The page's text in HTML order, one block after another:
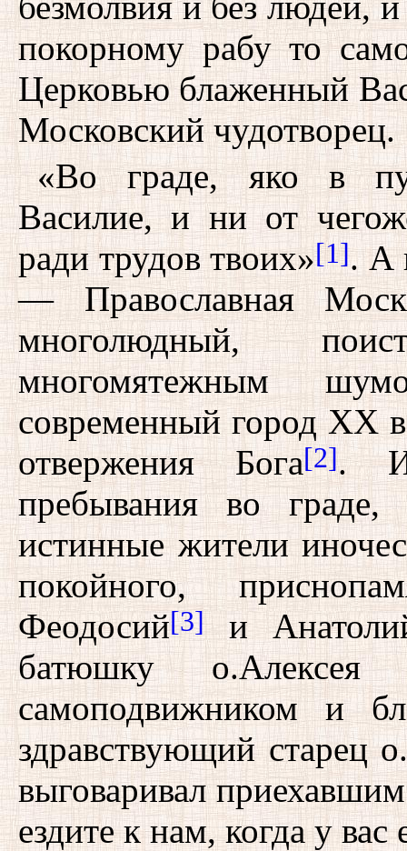
покорному рабу то
Церковью блаженный
Московский чудотворец.
«Во граде, яко в
Василие, и ни от
ради трудов твоих»[1]. А
— Православная
многолюдный,
многомятежным
современный город XX
отвержения Бога[2]. И
пребывания во
истинные жители
покойного,
Феодосий[3]и
батюшку
самоподвижником и
здравствующий старец
выговаривал
ездите к нам, когда у вас